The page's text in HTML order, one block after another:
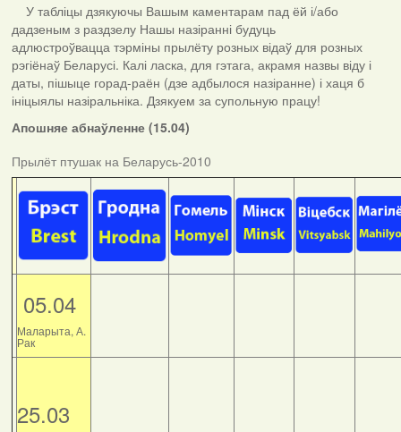
У табліцы дзякуючы Вашым каментарам пад ёй і/або
дадзеным з раздзелу Нашы назіранні будуць
адлюстроўвацца тэрміны прылёту розных відаў для розных
рэгіёнаў Беларусі. Калі ласка, для гэтага, акрамя назвы віду і
даты, пішыце горад-раён (дзе адбылося назіранне) і хаця б
ініцыялы назіральніка. Дзякуем за супольную працу!
Апошняе абнаўленне (15.04)
Прылёт птушак на Беларусь-2010
05.04
Маларыта, А.
Рак
25.03